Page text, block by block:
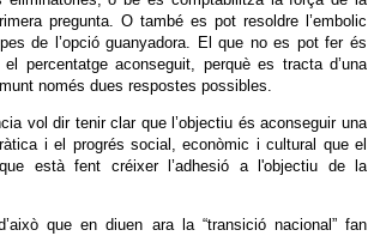
pregunta. O també es pot resoldre l’embolic
de l’opció guanyadora. El que no es pot fer és
percentatge aconseguit, perquè es tracta d’una
només dues respostes possibles.
vol dir tenir clar que l’objectiu és aconseguir una
i el progrés social, econòmic i cultural que el
està fent créixer l’adhesió a l'objectiu de la
que en diuen ara la “transició nacional” fan